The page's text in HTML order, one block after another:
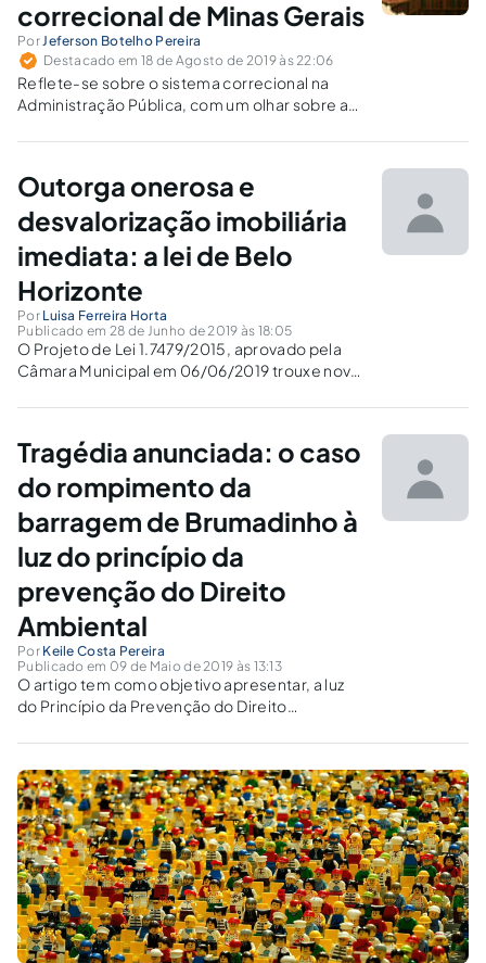
correcional de Minas Gerais
PorJeferson Botelho Pereira
Destacado em 18 de Agosto de 2019 às 22:06
Reflete-se sobre o sistema correcional na
Administração Pública, com um olhar sobre a
conformidade constitucional na incessante
Outorga onerosa e
desvalorização imobiliária
imediata: a lei de Belo
Horizonte
Por Luisa Ferreira Horta
Publicado em 28 de Junho de 2019 às 18:05
O Projeto de Lei 1.7479/2015, aprovado pela
Câmara Municipal em 06/06/2019 trouxe nova
Horizonte, podendo implicar na
onerosidade excessiva das incorporações
imobiliárias.
Tragédia anunciada: o caso
do rompimento da
barragem de Brumadinho à
luz do princípio da
prevenção do Direito
Ambiental
Por Keile Costa Pereira
Publicado em 09 de Maio de 2019 às 13:13
O artigo tem como objetivo apresentar, a luz
do Princípio da Prevenção do Direito
adotadas após a tragédia de Brumadinho
quanto a extinção das barragens de rejeitos
de minério, alteadas a montante.